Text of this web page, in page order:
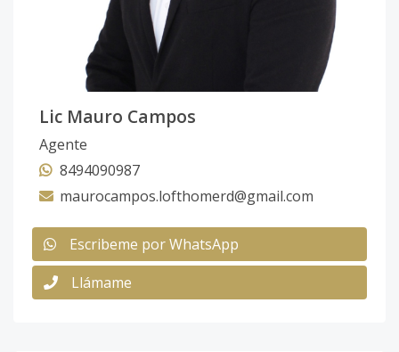
Lic Mauro Campos
Agente
8494090987
maurocampos.lofthomerd@gmail.com
Escribeme por WhatsApp
Llámame